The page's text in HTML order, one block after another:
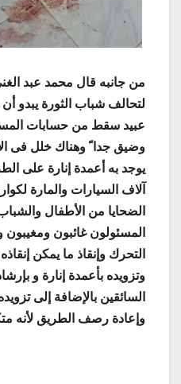
من جانبه قال محمد عبد
لتحالف شباب الثورة يبدو
عبيد سقط من حسابات
وضيق جدا ً وهناك خلل فى
يوجد به أعمدة إنارة على
آلاف السيارات والمارة
الضحايا من الأطفال
المسئولون غائبون ومغيبون
التحرك وإنقاذ ما يمكن
وتزويده بأعمدة إنارة و
السائقين بالإضافة إلى
وإعادة رصف الطريق لأنه